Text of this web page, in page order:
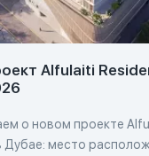
Alfulaiti
о новом проекте
Дубае: место